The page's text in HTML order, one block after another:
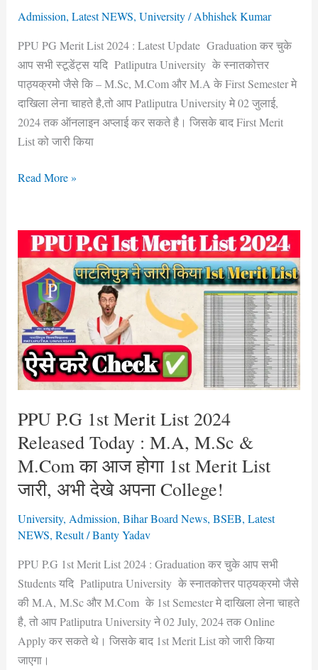
Admission, Latest NEWS, University/Abhishek Kumar
PPU PG Merit List 2024 : Latest Update Graduation कर चुके
आप सभी स्टूडेंट्स यदि Patliputra University के स्नातकोत्तर
पाठ्यक्रमो जैसे कि – M.Sc, M.Com और M.A के First Semester मे
दाखिला लेना चाहते है,तो आप Patliputra University मे 02 जुलाई,
2024 तक ऑनलाइन अप्लाई कर सकते है। जिसके बाद First Merit
List को जारी किया
से
होगा
Admission
Read More »
PPU P.G 1st Merit List 2024
Released Today : M.A, M.Sc &
M.Com का आज होगा 1st Merit List
जारी, अभी देखे अपना College!
University, Admission, Bihar Board News, BSEB, Latest
NEWS, Result/Banty Yadav
PPU P.G 1st Merit List 2024 : Graduation कर चुके आप सभी
Students यदि Patliputra University के स्नातकोत्तर पाठ्यक्रमो जैसे
की M.A, M.Sc और M.Com के 1st Semester मे दाखिला लेना चाहते
है, तो आप Patliputra University ने 02 July, 2024 तक Online
Apply कर सकते थे। जिसके बाद 1st Merit List को जारी किया
जाएगा।
PPU
P.G
1st
Merit
List
2024
Released
Today
:
M.A,
&
M.Com
का
होगा
Merit
List
जारी,
अभी
देखे
अपना